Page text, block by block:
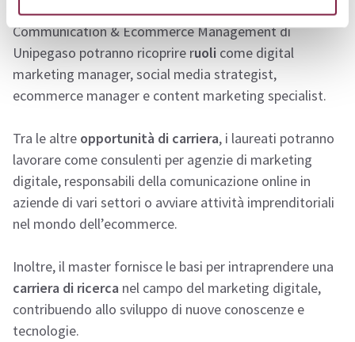
I laureati del Master in Digital Marketing, Social Media
Communication & Ecommerce Management di
Unipegaso potranno ricoprire ruoli come digital
marketing manager, social media strategist,
ecommerce manager e content marketing specialist.
Tra le altre opportunità di carriera, i laureati potranno
lavorare come consulenti per agenzie di marketing
digitale, responsabili della comunicazione online in
aziende di vari settori o avviare attività imprenditoriali
nel mondo dell’ecommerce.
Inoltre, il master fornisce le basi per intraprendere una
carriera di ricerca nel campo del marketing digitale,
contribuendo allo sviluppo di nuove conoscenze e
tecnologie.